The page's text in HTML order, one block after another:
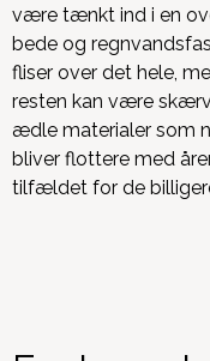
være tænkt ind i en
bede og
fliser over det hele,
resten kan være
ædle materialer som
bliver flottere med
tilfældet for de